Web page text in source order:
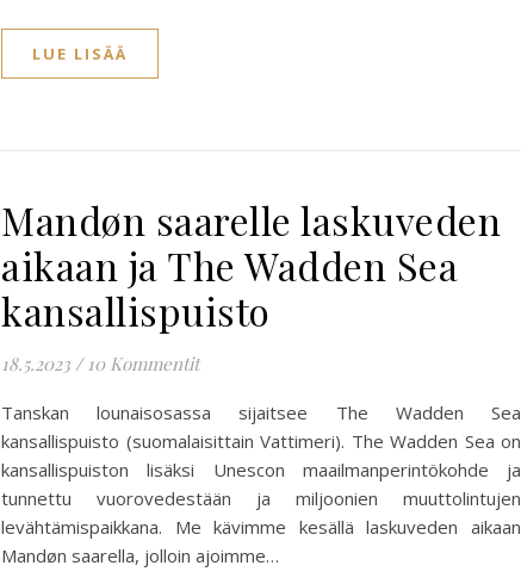
LUE LISÄÄ
Mandøn saarelle laskuveden
aikaan ja The Wadden Sea
kansallispuisto
18.5.2023 / 10 Kommentit
Tanskan lounaisosassa sijaitsee The Wadden Sea
kansallispuisto (suomalaisittain Vattimeri). The Wadden Sea on
kansallispuiston lisäksi Unescon maailmanperintökohde ja
tunnettu vuorovedestään ja miljoonien muuttolintujen
levähtämispaikkana. Me kävimme kesällä laskuveden aikaan
Mandøn saarella, jolloin ajoimme…